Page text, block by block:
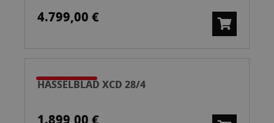
4.799,00 €
HASSELBLAD XCD 28/4